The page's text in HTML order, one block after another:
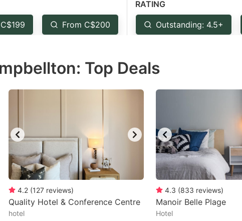
key
get
changing
dates.
From C$200
RATING
Outstanding: 4.5+
Top Deals
4.2 (127 reviews)
Quality Hotel & Conference Centre
hotel
4.3 (833 reviews)
Manoir Belle Plage
Hotel